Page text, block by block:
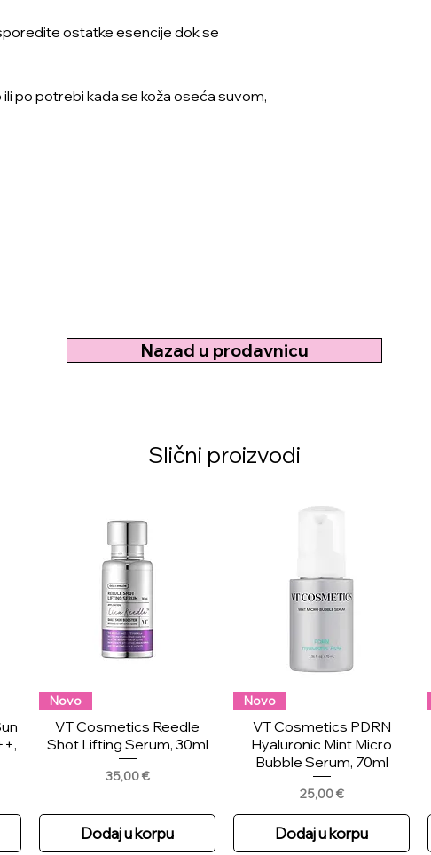
ostatke esencije dok se
po potrebi kada se koža oseća suvom,
Nazad u prodavnicu
Slični proizvodi
Novo
VT Cosmetics Reedle
Shot Lifting Serum, 30ml
Price
35,00 €
Dodaj u korpu
Novo
VT Cosmetics PDRN
Hyaluronic Mint Micro
Bubble Serum, 70ml
Price
25,00 €
Dodaj u korpu